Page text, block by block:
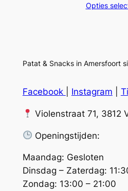
Opties
Patat & Snacks in Amersfoort
Facebook Instagram
Violenstraat 71, 3812
Openingstijden:
Maandag: Gesloten
Dinsdag – Zaterdag:
Zondag: 13:00 – 21:00